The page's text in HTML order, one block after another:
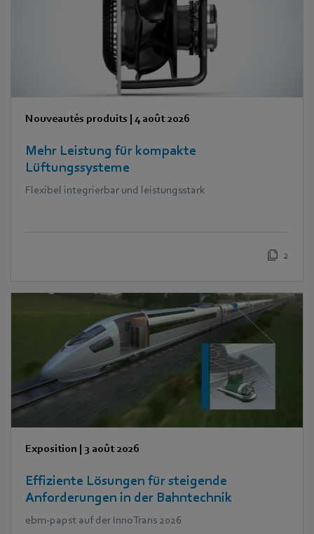
Nouveautés produits 4 août 2026
Mehr Leistung für kompakte
Lüftungssysteme
Flexibel integrierbar und leistungsstark
2
Exposition 3 août 2026
Effiziente Lösungen für steigende
Anforderungen in der Bahntechnik
ebm‑papst auf der InnoTrans 2026